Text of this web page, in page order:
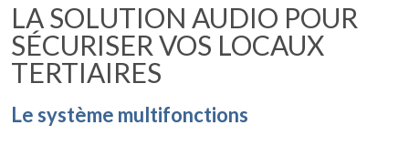
LA SOLUTION AUDIO POUR
SÉCURISER VOS LOCAUX
TERTIAIRES
Le système multifonctions